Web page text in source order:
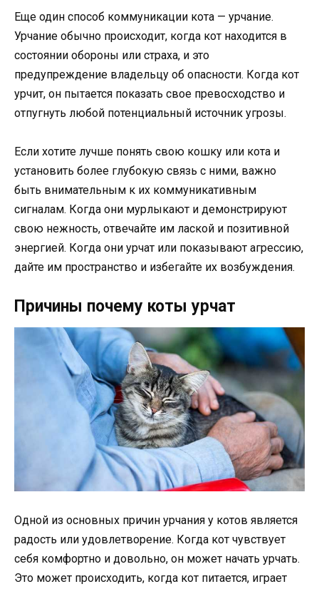
Еще один способ коммуникации кота — урчание.
Урчание обычно происходит, когда кот находится в
состоянии обороны или страха, и это
предупреждение владельцу об опасности. Когда кот
урчит, он пытается показать свое превосходство и
отпугнуть любой потенциальный источник угрозы.
Если хотите лучше понять свою кошку или кота и
установить более глубокую связь с ними, важно
быть внимательным к их коммуникативным
сигналам. Когда они мурлыкают и демонстрируют
свою нежность, отвечайте им лаской и позитивной
энергией. Когда они урчат или показывают агрессию,
дайте им пространство и избегайте их возбуждения.
Причины почему коты урчат
Одной из основных причин урчания у котов является
радость или удовлетворение. Когда кот чувствует
себя комфортно и довольно, он может начать урчать.
Это может происходить, когда кот питается, играет